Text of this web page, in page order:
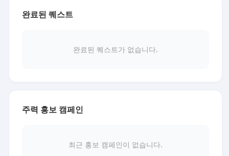
완료된 퀘스트
완료된 퀘스트가 없습니다.
주력 홍보 캠페인
최근 홍보 캠페인이 없습니다.